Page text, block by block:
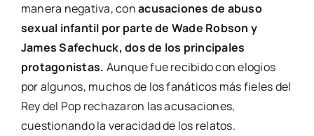
manera negativa, conacusaciones de abuso
sexual infantil por parte de Wade Robson y
James Safechuck, dos de los principales
protagonistas. Aunque fue recibido con elogios
por algunos, muchos de los fanáticos más fieles del
Rey del Pop rechazaron las acusaciones,
cuestionando la veracidad de los relatos.